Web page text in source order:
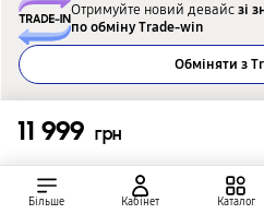
Отримуйте новий девайсзі
по обміну Trade-win
Обміняти з
Підібрати альтернативну
11 999 грн
Більше Кабінет Каталог